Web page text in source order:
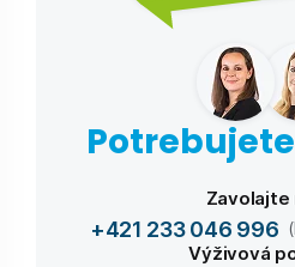
Zavolajte
+421 233 046 996
Výživová